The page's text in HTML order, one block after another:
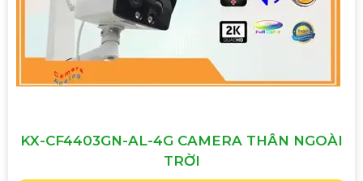
KX-CF4403GN-AL-4G CAMERA THÂN NGOÀI
TRỜI